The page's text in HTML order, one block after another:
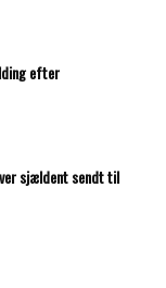
efter
sjældent sendt til